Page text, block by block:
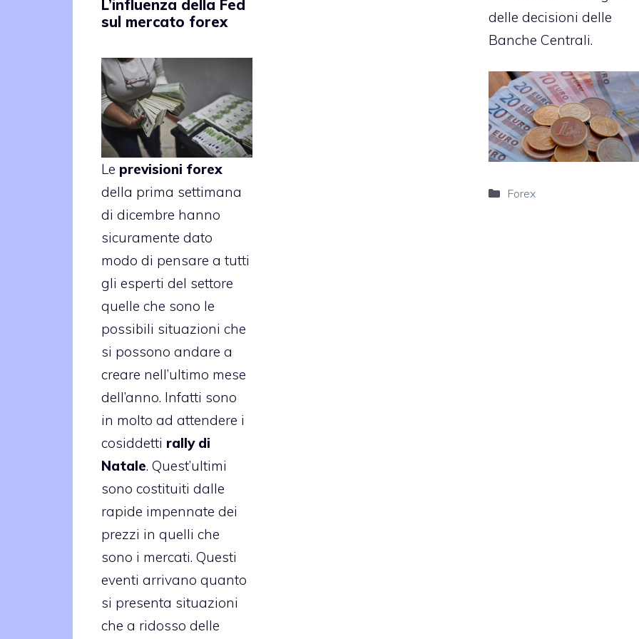
delle decisioni delle
Banche Centrali.
Categorie
Forex
L’influenza della Fed
sul mercato forex
Le previsioni forex
della prima settimana
di dicembre hanno
sicuramente dato
modo di pensare a tutti
gli esperti del settore
quelle che sono le
possibili situazioni che
si possono andare a
creare nell’ultimo mese
dell’anno. Infatti sono
in molto ad attendere i
cosiddetti rally di
Natale. Quest’ultimi
sono costituiti dalle
rapide impennate dei
prezzi in quelli che
sono i mercati. Questi
eventi arrivano quanto
si presenta situazioni
che a ridosso delle